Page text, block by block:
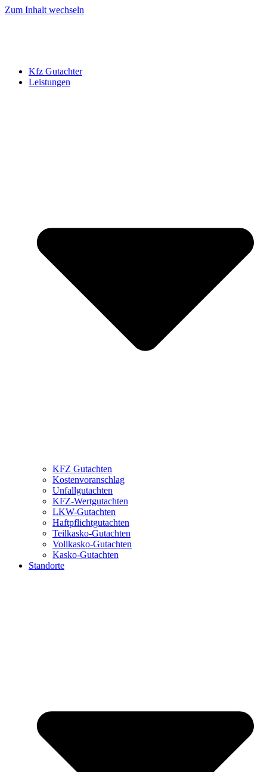
Zum Inhalt wechseln
Kfz Gutachter
Leistungen
KFZ Gutachten
Kostenvoranschlag
Unfallgutachten
KFZ-Wertgutachten
LKW-Gutachten
Haftpflichtgutachten
Teilkasko-Gutachten
Vollkasko-Gutachten
Kasko-Gutachten
Standorte